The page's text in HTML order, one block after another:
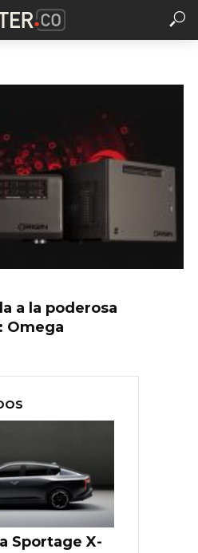
a la poderosa
Omega
Sportage X-